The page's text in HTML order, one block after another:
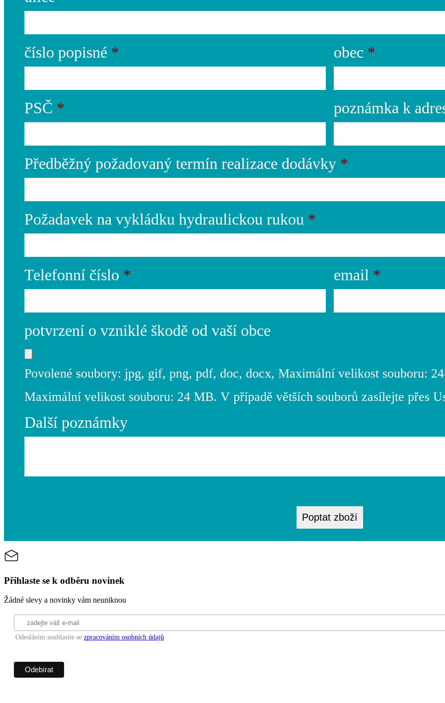
číslo popisné * obec *
PSČ * poznámka k
Předběžný požadovaný termín realizace dodávky *
Požadavek na vykládku hydraulickou rukou *
Telefonní číslo * email *
potvrzení o vzniklé škodě od vaší obce
Povolené soubory: jpg, gif, png, pdf, doc, docx, Maximální velikost souboru:
Maximální velikost souboru: 24 MB. V případě větších souborů zasílejte přes
Další poznámky
Přihlaste se k odběru novinek
Žádné slevy a novinky vám neuniknou
Odesláním souhlasíte se zpracováním osobních údajů